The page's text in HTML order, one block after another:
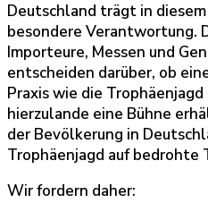
Deutschland trägt in
besondere Verantwortung.
Importeure, Messen und
entscheiden darüber, ob
Praxis wie die
hierzulande eine Bühne
der Bevölkerung in
Trophäenjagd auf bedrohte
Wir fordern daher: